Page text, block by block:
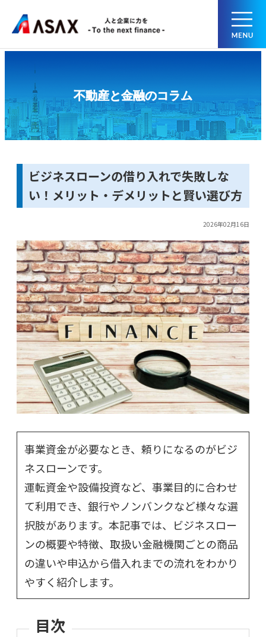
不動産と金融のコラム
ビジネスローンの借り入れで失敗しな
い！メリット・デメリットと賢い選び方
2026年02月16日
事業資金が必要なとき、頼りになるのがビジ
ネスローンです。
運転資金や設備投資など、事業目的に合わせ
て利用でき、銀行やノンバンクなど様々な選
択肢があります。本記事では、ビジネスロー
ンの概要や特徴、取扱い金融機関ごとの商品
の違いや申込から借入れまでの流れをわかり
やすく紹介します。
目次